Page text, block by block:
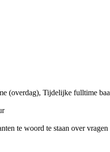
(overdag), Tijdelijke fulltime
te woord te staan over